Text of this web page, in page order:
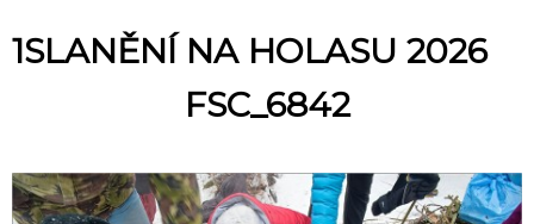
1SLANĚNÍ NA HOLASU 2026
FSC_6842